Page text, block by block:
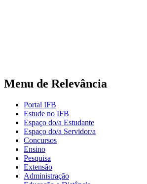
Menu de Relevância
Portal IFB
Estude no IFB
Espaço do/a Estudante
Espaço do/a Servidor/a
Concursos
Ensino
Pesquisa
Extensão
Administração